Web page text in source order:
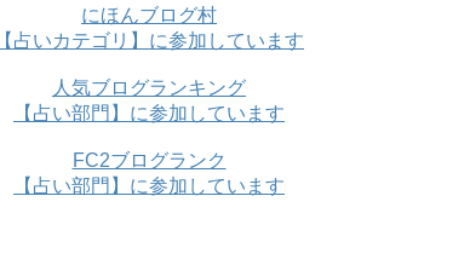
にほんブログ村
【占いカテゴリ】に参加しています
人気ブログランキング
【占い部門】に参加しています
FC2ブログランク
【占い部門】に参加しています